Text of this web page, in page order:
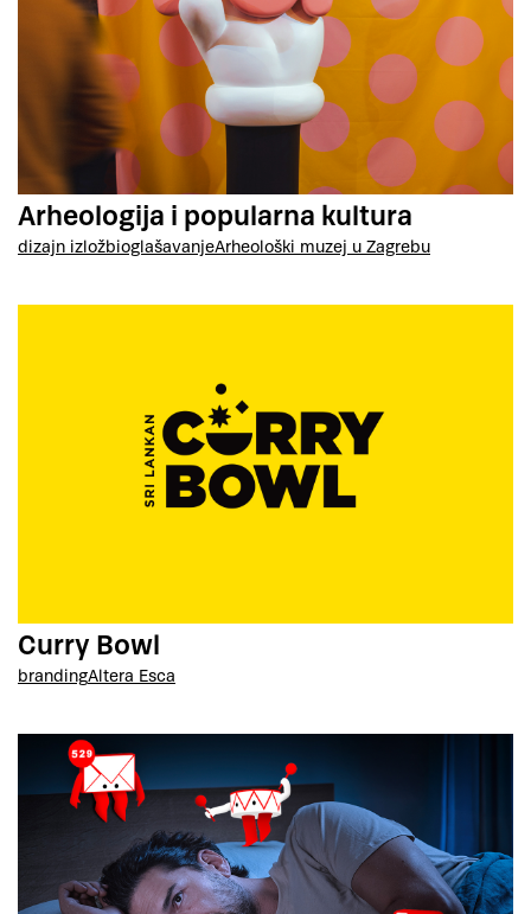
Arheologija i popularna kultura
dizajn izložbioglašavanjeArheološki muzej u Zagrebu
Curry Bowl
brandingAltera Esca